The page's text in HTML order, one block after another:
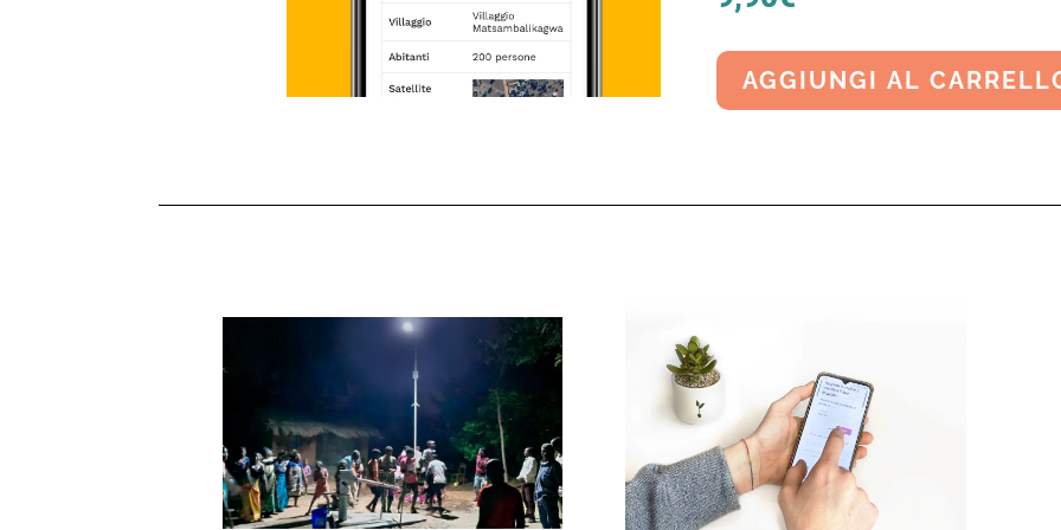
AGGIUNGI AL